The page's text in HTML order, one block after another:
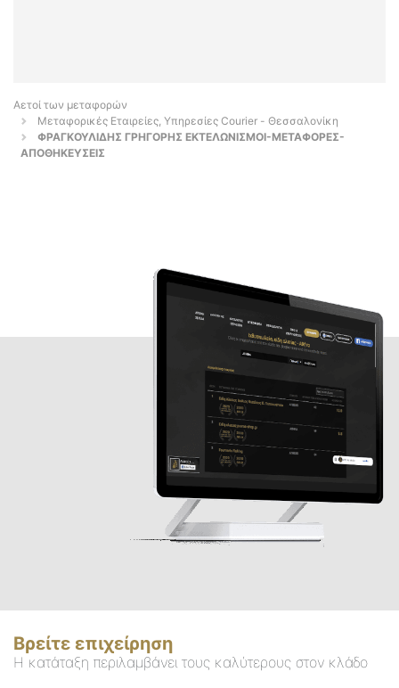
Αετοί των μεταφορών
Μεταφορικές Εταιρείες, Υπηρεσίες Courier - Θεσσαλονίκη
ΦΡΑΓΚΟΥΛΙΔΗΣ ΓΡΗΓΟΡΗΣ ΕΚΤΕΛΩΝΙΣΜΟΙ-ΜΕΤΑΦΟΡΕΣ-
ΑΠΟΘΗΚΕΥΣΕΙΣ
Βρείτε επιχείρηση
Η κατάταξη περιλαμβάνει τους καλύτερους στον κλάδο